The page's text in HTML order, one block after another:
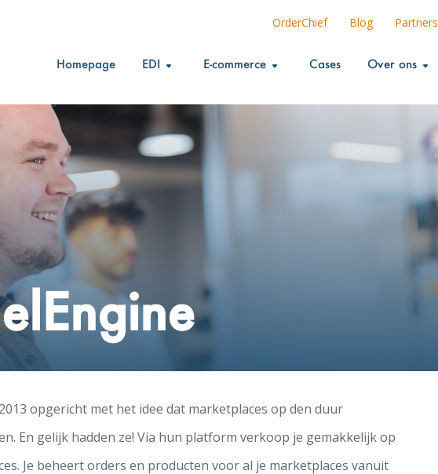
OrderChief Blog Partners
Homepage EDI E-commerce Cases Over ons
opgericht met het idee dat marketplaces op den duur
En gelijk hadden ze! Via hun platform verkoop je gemakkelijk op
Je beheert orders en producten voor al je marketplaces vanuit